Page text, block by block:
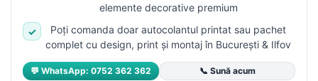
elemente decorative premium
✓
Poți comanda doar autocolantul printat sau pachet
complet cu design, print și montaj în București & Ilfov
💬 WhatsApp: 0752 362 362 📞 Sună acum